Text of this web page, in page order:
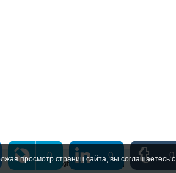
Copyright MyCorp © 2026 |
0 0 0
просмотр страниц сайта, вы соглашаетесь с